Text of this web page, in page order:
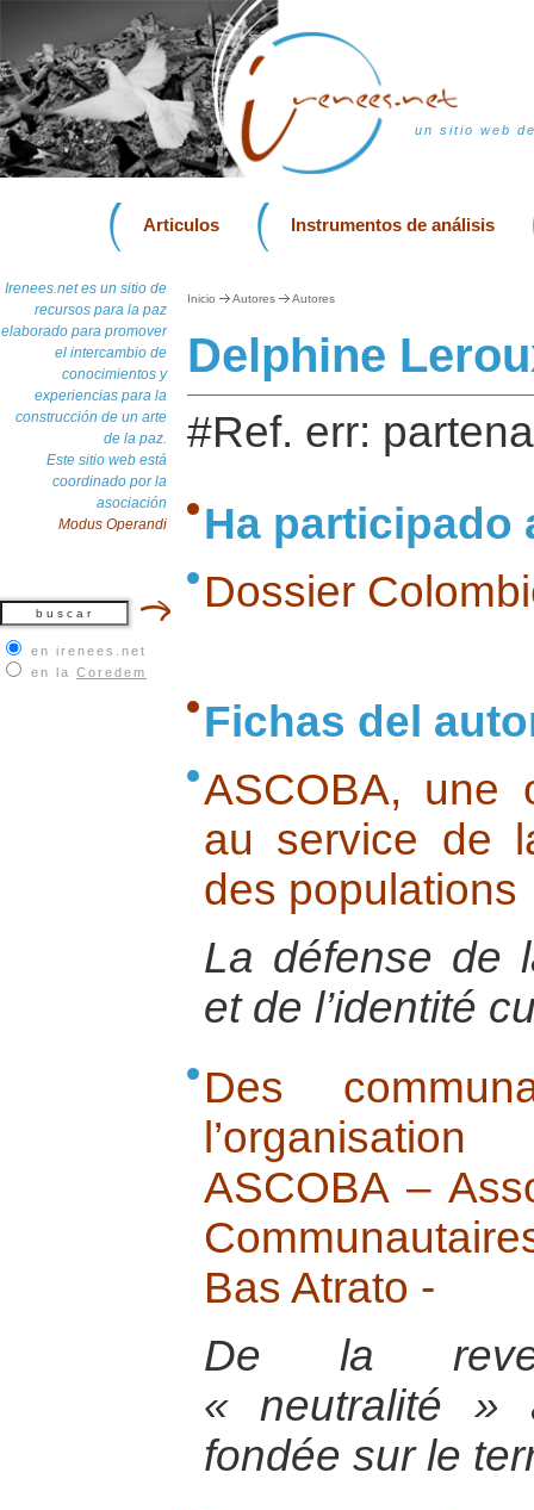
un sitio web
Articulos Instrumentos de análisis
Irenees.net es un sitio de
recursos para la paz
elaborado para promover
el intercambio de
conocimientos y
experiencias para la
construcción de un arte
de la paz.
Este sitio web está
coordinado por la
asociación
Modus Operandi
en irenees.net
en la Coredem
Inicio Autores Autores
Delphine
#Ref. err:
Ha participado
Dossier
Fichas del
ASCOBA, une
au service de
des populations
La défense de
et de l’identité
Des
ASCOBA –
Bas Atrato -
De la
« neutralité »
fondée sur le